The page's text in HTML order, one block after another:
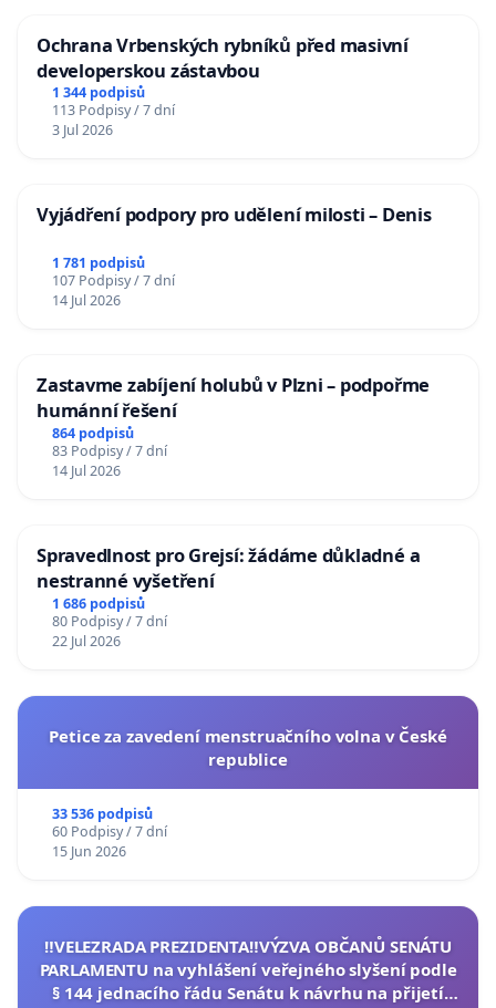
Ochrana Vrbenských rybníků před masivní
developerskou zástavbou
1 344 podpisů
113 Podpisy / 7 dní
3 Jul 2026
Vyjádření podpory pro udělení milosti – Denis
1 781 podpisů
107 Podpisy / 7 dní
14 Jul 2026
Zastavme zabíjení holubů v Plzni – podpořme
humánní řešení
864 podpisů
83 Podpisy / 7 dní
14 Jul 2026
Spravedlnost pro Grejsí: žádáme důkladné a
nestranné vyšetření
1 686 podpisů
80 Podpisy / 7 dní
22 Jul 2026
Petice za zavedení menstruačního volna v České
republice
33 536 podpisů
60 Podpisy / 7 dní
15 Jun 2026
‼️VELEZRADA PREZIDENTA‼️VÝZVA OBČANŮ SENÁTU
PARLAMENTU na vyhlášení veřejného slyšení podle
§ 144 jednacího řádu Senátu k návrhu na přijetí